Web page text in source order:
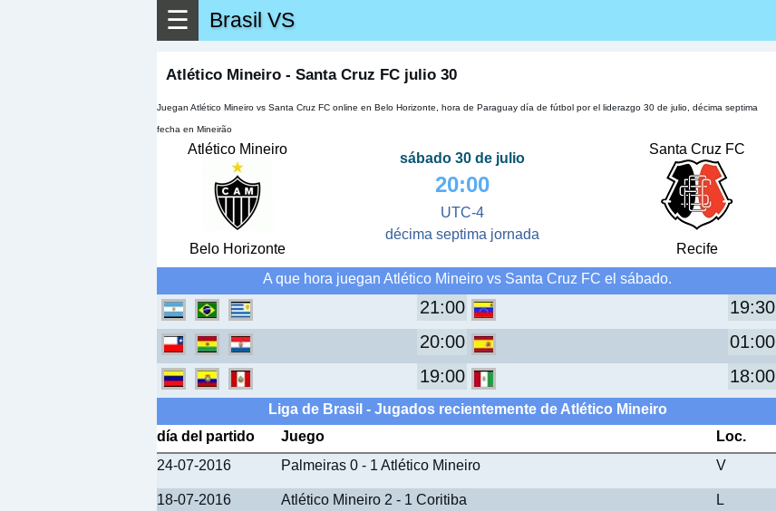
☰ Brasil VS
Atlético Mineiro - Santa Cruz FC julio 30
Juegan Atlético Mineiro vs Santa Cruz FC online en Belo Horizonte, hora de Paraguay día de fútbol por el liderazgo 30 de julio, décima septima
fecha en Mineirão
Atlético Mineiro
Belo Horizonte
sábado 30 de julio
20:00
UTC-4
décima septima jornada
Santa Cruz FC
Recife
A que hora juegan Atlético Mineiro vs Santa Cruz FC el sábado.
21:00
19:30
20:00
01:00
19:00
18:00
Liga de Brasil - Jugados recientemente de Atlético Mineiro
día del partido
Juego
Loc.
24-07-2016
Palmeiras 0 - 1 Atlético Mineiro V
18-07-2016 Atlético Mineiro 2 - 1 Coritiba L
▶ Ver más